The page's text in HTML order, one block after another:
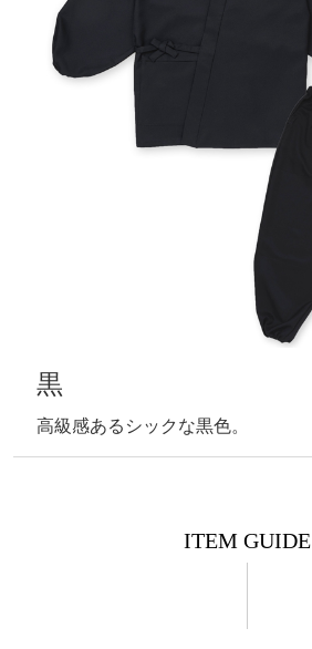
黒
高級感あるシックな黒色。
ITEM GUIDE